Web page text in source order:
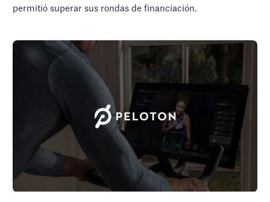
permitió superar sus rondas de financiación.